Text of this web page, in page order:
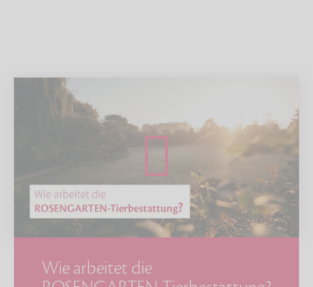
Wie arbeitet die